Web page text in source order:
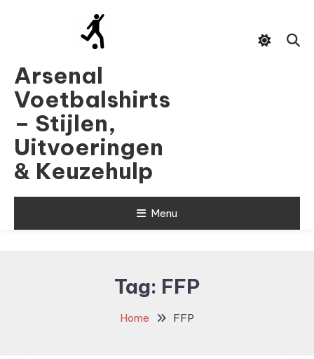
Arsenal
Voetbalshirts
– Stijlen,
Uitvoeringen
& Keuzehulp
Menu
Tag: FFP
Home FFP